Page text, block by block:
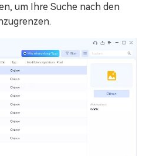
um Ihre Suche nach den